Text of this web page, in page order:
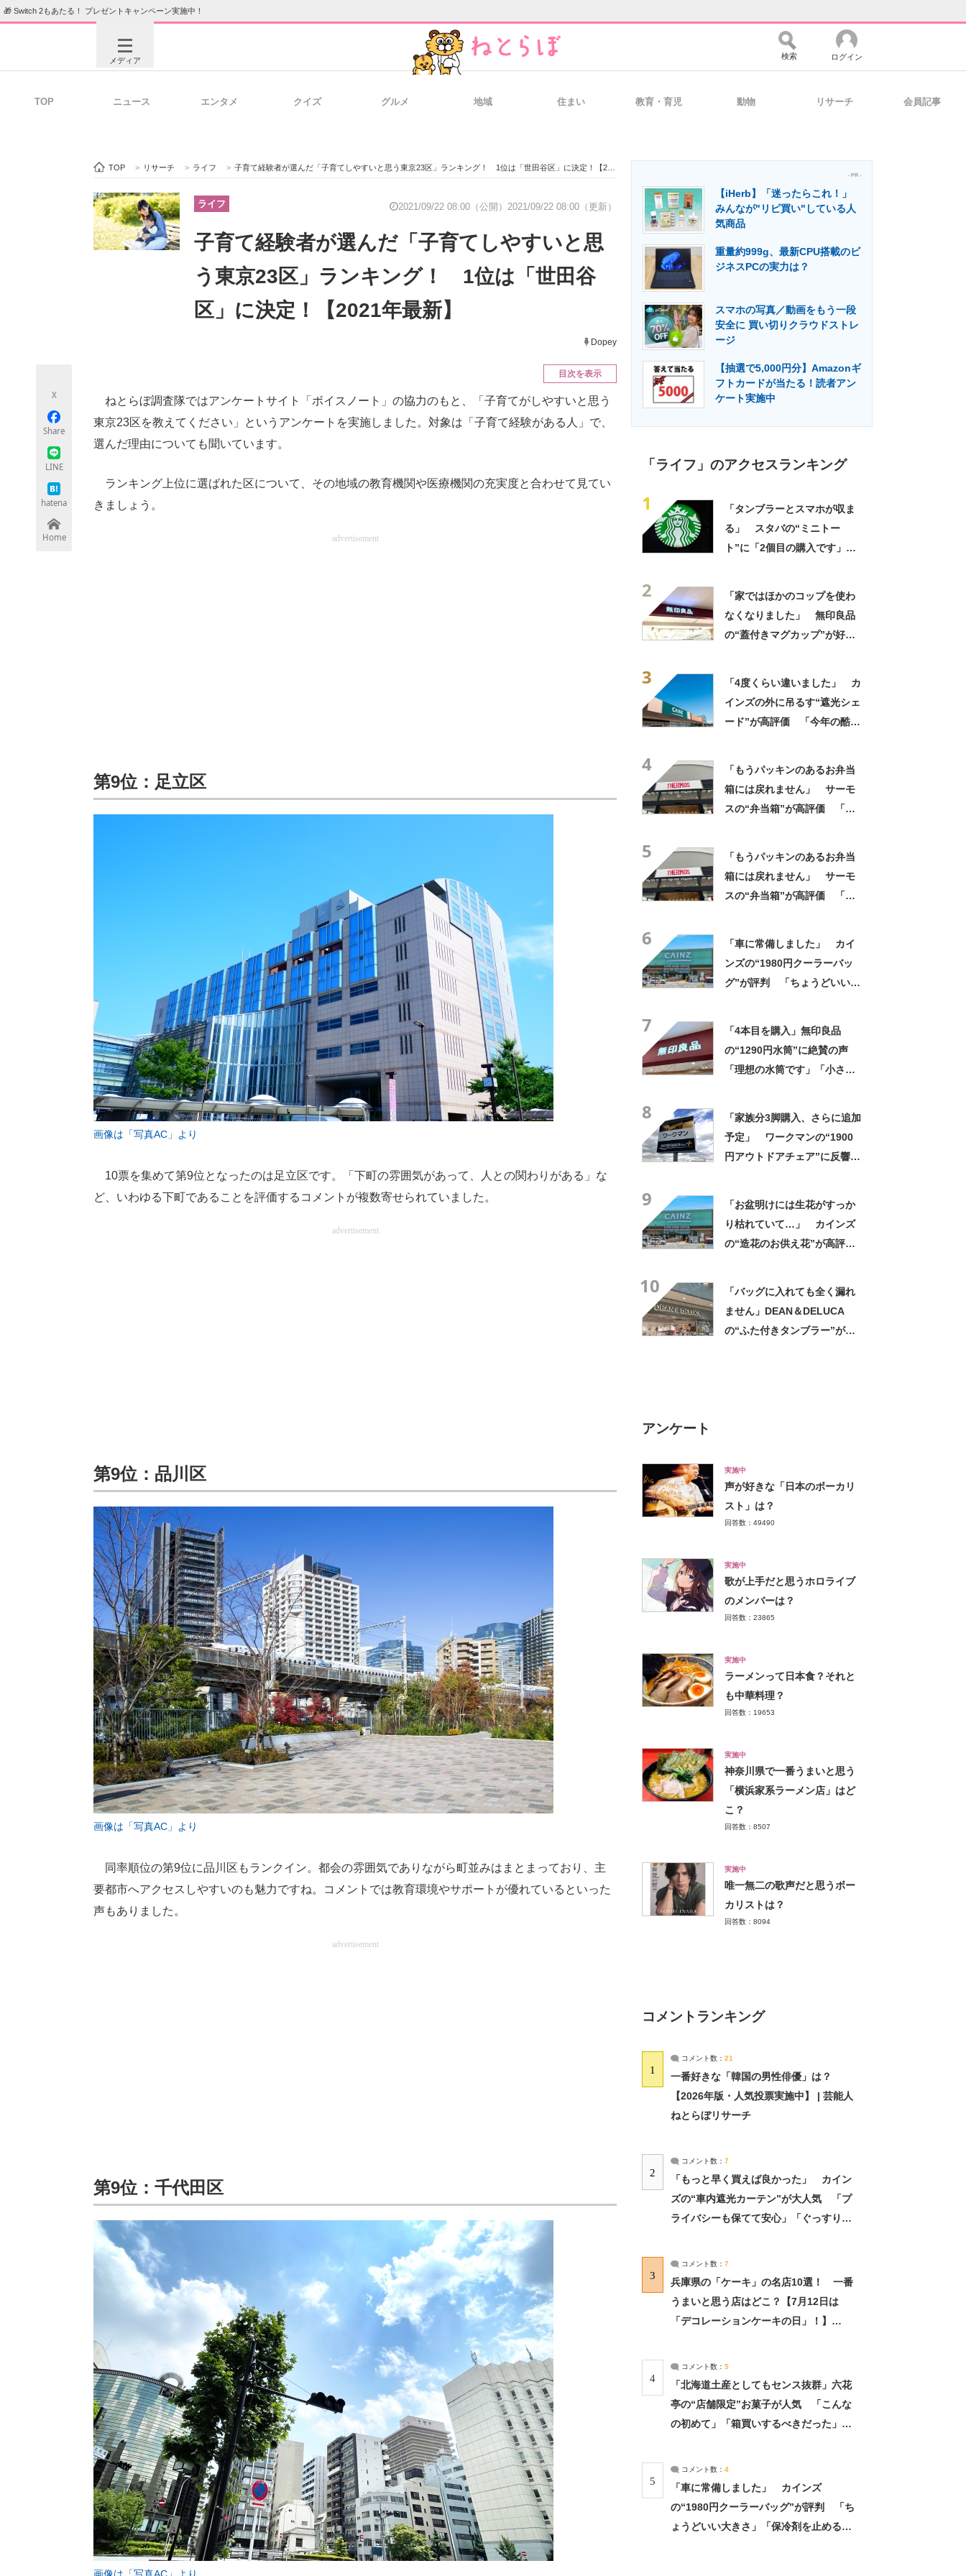
🎁 Switch 2もあたる！ プレゼントキャンペーン実施中！
メディア
ビジネスと働き方のヒント 経営リーダーのコミュニティ マーケ×ITの今がよく分かる
ITエンジニア向け専門サイト 製造業のIT導入・活用を支援
エネルギーの専門メディア 建設×テクノロジーの最前線
ちょっと気になるネットの話題
検索 ログイン
TOP ニュース エンタメ クイズ グルメ 地域 住まい 教育・育児 動物 リサーチ 会員記事
TOP > リサーチ > ライフ > 子育て経験者が選んだ「子育てしやすいと思う東京23区」ランキング！ 1位は「世田谷区」に決定！【2021年最新】
ライフ 2021/09/22 08:00（公開） 2021/09/22 08:00（更新）
子育て経験者が選んだ「子育てしやすいと思
う東京23区」ランキング！ 1位は「世田谷
区」に決定！【2021年最新】
Dopey
X
Share
LINE
hatena
Home
目次を表示
ねとらぼ調査隊ではアンケートサイト「ボイスノート」の協力のもと、「子育てがしやすいと思う
東京23区を教えてください」というアンケートを実施しました。対象は「子育て経験がある人」で、
選んだ理由についても聞いています。
ランキング上位に選ばれた区について、その地域の教育機関や医療機関の充実度と合わせて見てい
きましょう。
advertisement
第9位：足立区
画像は「写真AC」より
10票を集めて第9位となったのは足立区です。「下町の雰囲気があって、人との関わりがある」な
ど、いわゆる下町であることを評価するコメントが複数寄せられていました。
advertisement
第9位：品川区
画像は「写真AC」より
同率順位の第9位に品川区もランクイン。都会の雰囲気でありながら町並みはまとまっており、主
要都市へアクセスしやすいのも魅力ですね。コメントでは教育環境やサポートが優れているといった
声もありました。
advertisement
第9位：千代田区
- PR -
【iHerb】「迷ったらこれ！」
みんなが"リピ買い"している人
気商品
重量約999g、最新CPU搭載のビ
ジネスPCの実力は？
スマホの写真／動画をもう一段
安全に 買い切りクラウドストレ
ージ
【抽選で5,000円分】Amazonギ
フトカードが当たる！読者アン
ケート実施中
「ライフ」のアクセスランキング
1
「タンブラーとスマホが収ま
る」 スタバの“ミニトー
ト”に「2個目の購入です」
2
「家ではほかのコップを使わ
なくなりました」 無印良品
の“蓋付きマグカップ”が好
3
「4度くらい違いました」 カ
インズの外に吊るす“遮光シェ
ード”が高評価 「今年の酷暑
4
「もうパッキンのあるお弁当
箱には戻れません」 サーモ
スの“弁当箱”が高評価 「想
5
「もうパッキンのあるお弁当
箱には戻れません」 サーモ
スの“弁当箱”が高評価 「想
6
「車に常備しました」 カイ
ンズの“1980円クーラーバッ
グ”が評判 「ちょうどいい大
7
「4本目を購入」無印良品
の“1290円水筒”に絶賛の声
「理想の水筒です」「小さす
8
「家族分3脚購入、さらに追加
予定」 ワークマンの“1900
円アウトドアチェア”に反響
9
「お盆明けには生花がすっか
り枯れていて…」 カインズ
の“造花のお供え花”が高評
10
「バッグに入れても全く漏れ
ません」DEAN＆DELUCA
の“ふた付きタンブラー”が高
アンケート
実施中
声が好きな「日本のボーカリ
スト」は？
回答数：49490
実施中
歌が上手だと思うホロライブ
のメンバーは？
回答数：23865
実施中
ラーメンって日本食？それと
も中華料理？
回答数：19653
実施中
神奈川県で一番うまいと思う
「横浜家系ラーメン店」はど
こ？
回答数：8507
実施中
唯一無二の歌声だと思うボー
カリストは？
回答数：8094
コメントランキング
1
コメント数： 21
一番好きな「韓国の男性俳優」は？
【2026年版・人気投票実施中】 | 芸能人
ねとらぼリサーチ
2
コメント数： 7
「もっと早く買えば良かった」 カイン
ズの“車内遮光カーテン”が大人気 「プ
ライバシーも保てて安心」「ぐっすり眠
3
コメント数： 7
兵庫県の「ケーキ」の名店10選！ 一番
うまいと思う店はどこ？【7月12日は
「デコレーションケーキの日」！】
4
コメント数： 5
「北海道土産としてもセンス抜群」六花
亭の“店舗限定”お菓子が人気 「こんな
の初めて」「箱買いするべきだった」
5
コメント数： 4
「車に常備しました」 カインズ
の“1980円クーラーバッグ”が評判 「ち
ょうどいい大きさ」「保冷剤を止めるベ